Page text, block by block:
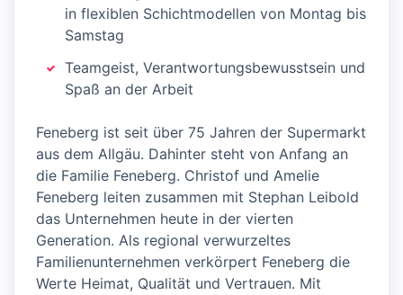
in flexiblen Schichtmodellen von Montag bis
Samstag
Teamgeist, Verantwortungsbewusstsein und
Spaß an der Arbeit
Feneberg ist seit über 75 Jahren der Supermarkt
aus dem Allgäu. Dahinter steht von Anfang an
die Familie Feneberg. Christof und Amelie
Feneberg leiten zusammen mit Stephan Leibold
das Unternehmen heute in der vierten
Generation. Als regional verwurzeltes
Familienunternehmen verkörpert Feneberg die
Werte Heimat, Qualität und Vertrauen. Mit